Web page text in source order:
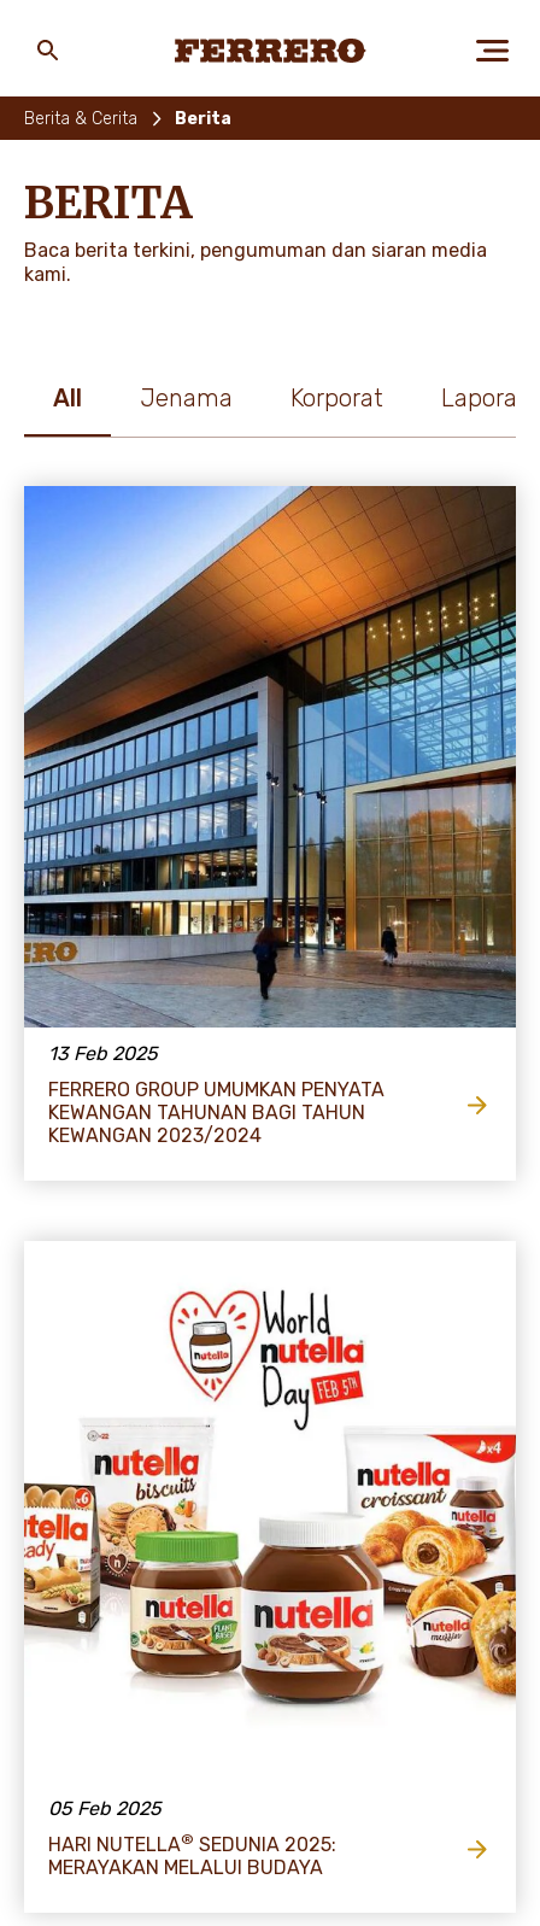
MANUSIA & ALAM
BERITA & CERITA
main
Berita & Cerita Berita
BERITA
Baca berita terkini, pengumuman dan siaran media
kami.
All Jenama Korporat Laporan
13 Feb 2025
FERRERO GROUP UMUMKAN PENYATA
KEWANGAN TAHUNAN BAGI TAHUN
KEWANGAN 2023/2024
05 Feb 2025
HARI NUTELLA® SEDUNIA 2025:
MERAYAKAN MELALUI BUDAYA